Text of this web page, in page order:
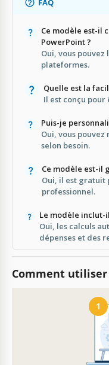
Ce modèle est-il
PowerPoint ?
Oui, vous
plateformes.
Quelle est la
Il est conçu
Puis-je
Oui, vous
selon besoin.
Ce modèle est-il
Oui, il est gratuit
professionnel.
Le modèle inclut-
Oui, les calculs
dépenses et des
Comment
1